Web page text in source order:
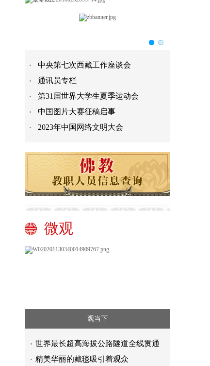
中央第七次西藏工作座谈会
通讯员专栏
第31届世界大学生夏季运动会
中国图片大赛征稿启事
2023年中国网络文明大会
微观
观当下
世界最长超高海拔公路隧道全线贯通
精美华丽的藏毯吸引着观众